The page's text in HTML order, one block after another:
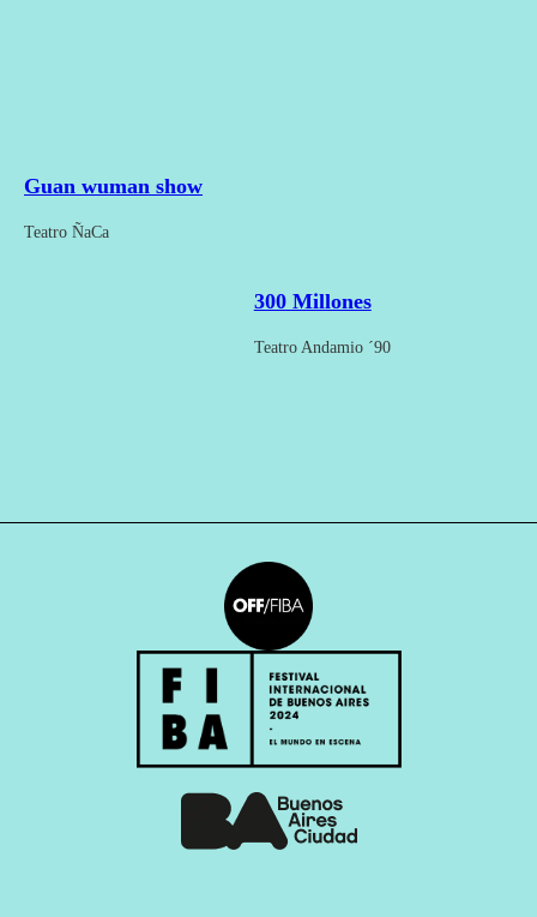
Guan wuman show
Teatro ÑaCa
300 Millones
Teatro Andamio ´90